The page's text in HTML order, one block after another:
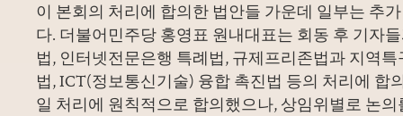
이 본회의 처리에 합의한 법안들 가운데 일부는 추
다. 더불어민주당 홍영표 원내대표는 회동 후 기자
법, 인터넷전문은행 특례법, 규제프리존법과 지역
법, ICT(정보통신기술) 융합 촉진법 등의 처리에 합
일 처리에 원칙적으로 합의했으나, 상임위별로 논